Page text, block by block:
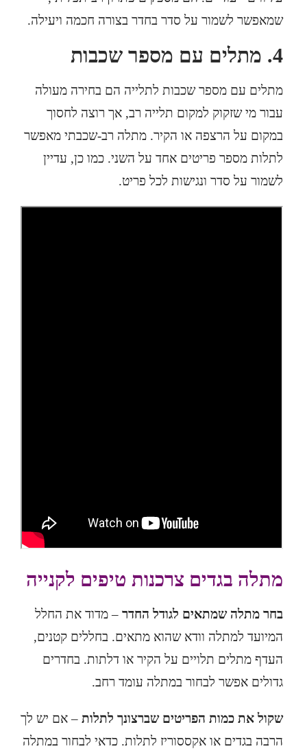
שמאפשר לשמור על סדר בחדר בצורה חכמה ויעילה.
4. מתלים עם מספר שכבות
מתלים עם מספר שכבות לתלייה הם בחירה מעולה
עבור מי שזקוק למקום תלייה רב, אך רוצה לחסוך
במקום על הרצפה או הקיר. מתלה רב-שכבתי מאפשר
לתלות מספר פריטים אחד על השני. כמו כן, עדיין
לשמור על סדר ונגישות לכל פריט.
מתלה בגדים צרכנות טיפים לקנייה
בחר מתלה שמתאים לגודל החדר – מדוד את החלל
המיועד למתלה וודא שהוא מתאים. בחללים קטנים,
העדף מתלים תלויים על הקיר או דלתות. בחדרים
גדולים אפשר לבחור במתלה עומד רחב.
שקול את כמות הפריטים שברצונך לתלות – אם יש לך
הרבה בגדים או אקססוריז לתלות. כדאי לבחור במתלה